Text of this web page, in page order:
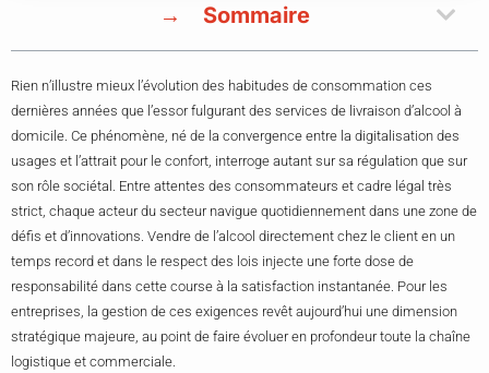
Sommaire
Rien n’illustre mieux l’évolution des habitudes de consommation ces
dernières années que l’essor fulgurant des services de livraison d’alcool à
domicile. Ce phénomène, né de la convergence entre la digitalisation des
usages et l’attrait pour le confort, interroge autant sur sa régulation que sur
son rôle sociétal. Entre attentes des consommateurs et cadre légal très
strict, chaque acteur du secteur navigue quotidiennement dans une zone de
défis et d’innovations. Vendre de l’alcool directement chez le client en un
temps record et dans le respect des lois injecte une forte dose de
responsabilité dans cette course à la satisfaction instantanée. Pour les
entreprises, la gestion de ces exigences revêt aujourd’hui une dimension
stratégique majeure, au point de faire évoluer en profondeur toute la chaîne
logistique et commerciale.